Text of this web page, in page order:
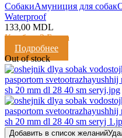
CобакиАмуниция для собак
Waterproof
133,00 MDL
Кешбэк:3 Балла
Подробнее
Out of stock
Добавить в список желаний